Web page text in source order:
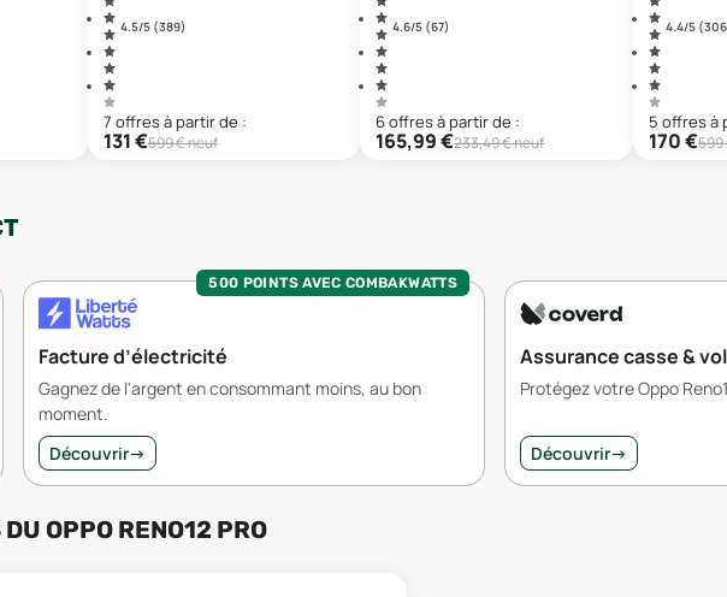
4.5/5 (389)
7 offresà partir de :
131€599€ neuf
4.6/5 (67)
6offresà partir de :
165,99€233,49€ neuf
4.4/5 (306
5 offresà
170€599
500 POINTS AVEC COMBAKWATTS
Facture d’électricité
Gagnez de l'argent en consommant moins, au bon
moment.
Découvrir→
Assurance casse & vol
Protégez votre Oppo
Découvrir→
DU OPPO RENO12 PRO